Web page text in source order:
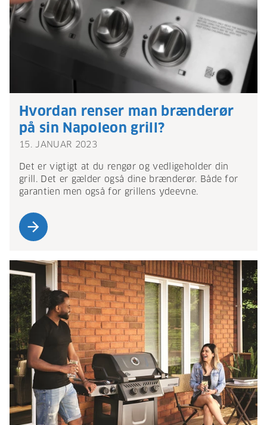
Hvordan renser man brænderør
på sin Napoleon grill?
15. JANUAR 2023
Det er vigtigt at du rengør og vedligeholder din
grill. Det er gælder også dine brænderør. Både for
garantien men også for grillens ydeevne.
arrow_forward